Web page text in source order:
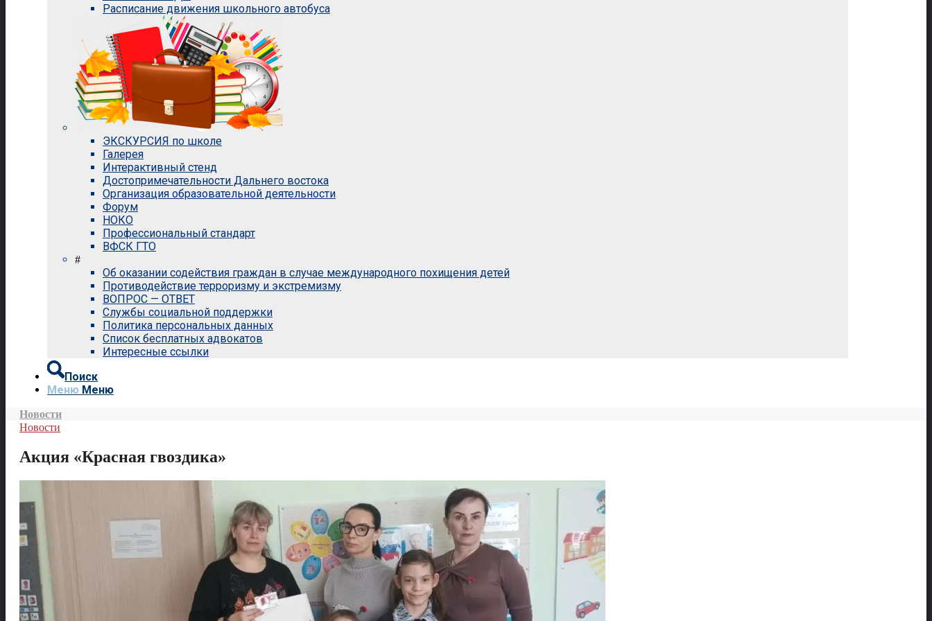
Расписание движения школьного автобуса
ЭКСКУРСИЯ по школе
Галерея
Интерактивный стенд
Достопримечательности Дальнего востока
Организация образовательной деятельности
Форум
НОКО
Профессиональный стандарт
ВФСК ГТО
#
Об оказании содействия граждан в случае международного похищения детей
Противодействие терроризму и экстремизму
ВОПРОС — ОТВЕТ
Службы социальной поддержки
Политика персональных данных
Список бесплатных адвокатов
Интересные ссылки
Поиск
Меню Меню
Новости
Новости
Акция «Красная гвоздика»